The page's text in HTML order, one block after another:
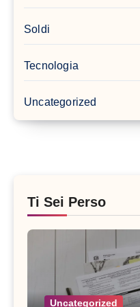
Soldi
Tecnologia
Uncategorized
Ti Sei Perso
Uncategorized